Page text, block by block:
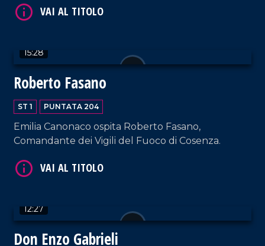
15:28
Roberto Fasano
ST 1 PUNTATA 204
Emilia Canonaco ospita Roberto Fasano,
Comandante dei Vigili del Fuoco di Cosenza.
12:27
Don Enzo Gabrieli
VAI AL TITOLO